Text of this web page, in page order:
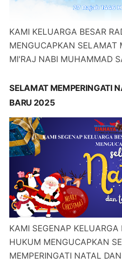
KAMI KELUARGA BESAR
MENGUCAPKAN SELAMAT
MI'RAJ NABI MUHAMMAD
SELAMAT MEMPERINGATI
BARU 2025
KAMI SEGENAP KELUARGA
HUKUM MENGUCAPKAN
MEMPERINGATI NATAL